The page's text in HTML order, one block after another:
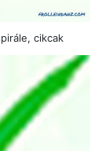
cikcak